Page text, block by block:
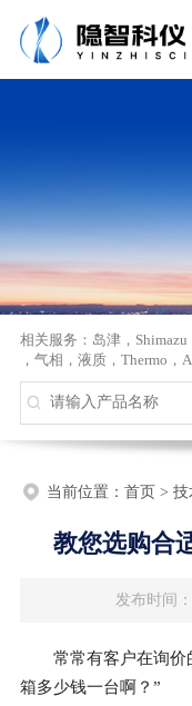
相关服务： 岛津， Shimazu
， 气相 ， 液质， Thermo ，
当前位置： 首页> 技
教您选购合
发布时间
常常有客户在询价
箱多少钱一台啊？”